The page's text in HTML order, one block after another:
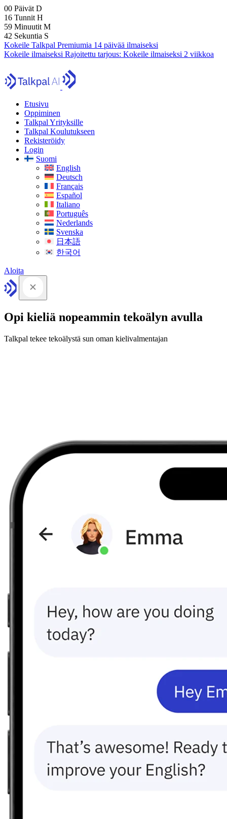
00 Päivät D
16 Tunnit H
59 Minuutit M
40 Sekuntia S
Kokeile Talkpal Premiumia 14 päivää ilmaiseksi
Kokeile ilmaiseksi Rajoitettu tarjous: Kokeile ilmaiseksi 2 viikkoa
Etusivu
Oppiminen
Talkpal Yrityksille
Talkpal Koulutukseen
Rekisteröidy
Login
Suomi
English
Deutsch
Français
Español
Italiano
Português
Nederlands
Svenska
日本語
한국어
Aloita
Opi kieliä nopeammin tekoälyn avulla
Talkpal tekee tekoälystä sun oman kielivalmentajan